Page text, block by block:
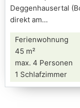
Deggenhausertal
direkt am
Ferienwohnung
45 m²
max. 4 Personen
1 Schlafzimmer